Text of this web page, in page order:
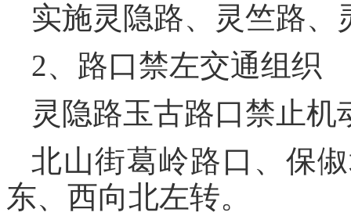
实施灵隐路、灵竺路
2、路口禁左交通组织
灵隐路玉古路口禁止
北山街葛岭路口、保
东、西向北左转。